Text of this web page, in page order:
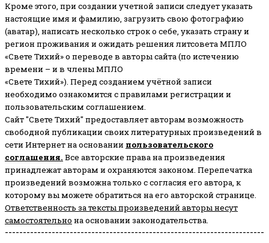
Кроме этого, при создании учетной записи следует указать
настоящие имя и фамилию, загрузить свою фотографию
(аватар), написать несколько строк о себе, указать страну и
регион проживания и ожидать решения литсовета МПЛО
«Свете Тихий» о переводе в авторы сайта (по истечению
времени – и в члены МПЛО
«Свете Тихий»). Перед созданием учётной записи
необходимо ознакомится с правилами регистрации и
пользовательским соглашением.
Сайт "Свете Тихий" предоставляет авторам возможность
свободной публикации своих литературных произведений в
сети Интернет на основании пользовательского
соглашения. Все авторские права на произведения
принадлежат авторам и охраняются законом. Перепечатка
произведений возможна только с согласия его автора, к
которому вы можете обратиться на его авторской странице.
Ответственность за тексты произведений авторы несут
самостоятельно на основании законодательства.
------------------------------------------------------------------------